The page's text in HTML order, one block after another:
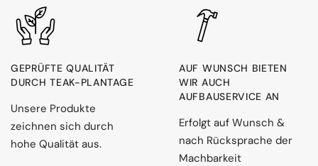
GEPRÜFTE QUALITÄT
DURCH TEAK-PLANTAGE
Unsere Produkte
zeichnen sich durch
hohe Qualität aus.
AUF WUNSCH BIETEN
WIR AUCH
AUFBAUSERVICE AN
Erfolgt auf Wunsch &
nach Rücksprache der
Machbarkeit